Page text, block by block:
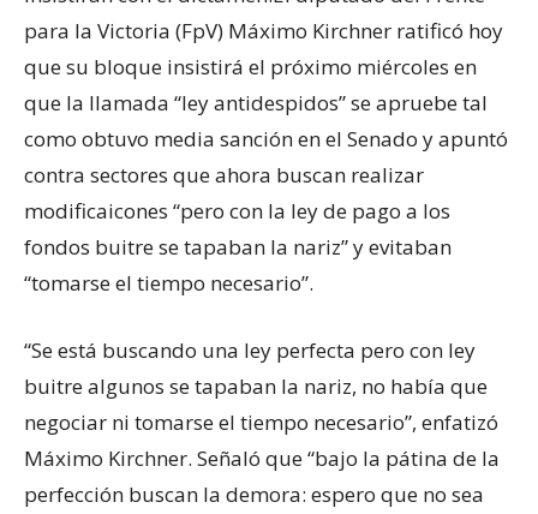
para la Victoria (FpV) Máximo Kirchner ratificó hoy
que su bloque insistirá el próximo miércoles en
que la llamada “ley antidespidos” se apruebe tal
como obtuvo media sanción en el Senado y apuntó
contra sectores que ahora buscan realizar
modificaicones “pero con la ley de pago a los
fondos buitre se tapaban la nariz” y evitaban
“tomarse el tiempo necesario”.
“Se está buscando una ley perfecta pero con ley
buitre algunos se tapaban la nariz, no había que
negociar ni tomarse el tiempo necesario”, enfatizó
Máximo Kirchner. Señaló que “bajo la pátina de la
perfección buscan la demora: espero que no sea